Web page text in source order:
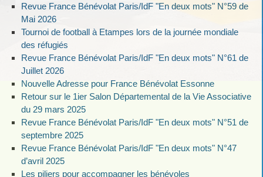
Revue France Bénévolat Paris/IdF "En deux mots" N°59 de
Mai 2026
Tournoi de football à Etampes lors de la journée mondiale
des réfugiés
Revue France Bénévolat Paris/IdF "En deux mots" N°61 de
Juillet 2026
Nouvelle Adresse pour France Bénévolat Essonne
Retour sur le 1ier Salon Départemental de la Vie Associative
du 29 mars 2025
Revue France Bénévolat Paris/IdF "En deux mots" N°51 de
septembre 2025
Revue France Bénévolat Paris/IdF "En deux mots" N°47
d’avril 2025
Les piliers pour accompagner les bénévoles